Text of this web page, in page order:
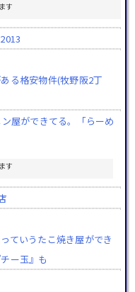
す
る格安物件(牧野阪2丁
屋ができてる。「らーめ
す
ていうたこ焼き屋ができ
ー玉』も